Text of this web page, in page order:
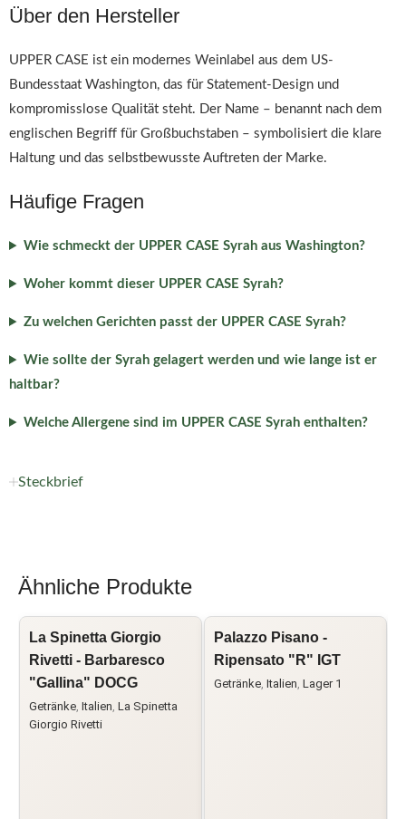
Über den Hersteller
UPPER CASE ist ein modernes Weinlabel aus dem US-
Bundesstaat Washington, das für Statement-Design und
kompromisslose Qualität steht. Der Name – benannt nach dem
englischen Begriff für Großbuchstaben – symbolisiert die klare
Haltung und das selbstbewusste Auftreten der Marke.
Häufige Fragen
Wie schmeckt der UPPER CASE Syrah aus Washington?
Woher kommt dieser UPPER CASE Syrah?
Zu welchen Gerichten passt der UPPER CASE Syrah?
Wie sollte der Syrah gelagert werden und wie lange ist er
haltbar?
Welche Allergene sind im UPPER CASE Syrah enthalten?
Steckbrief
Ähnliche Produkte
La Spinetta Giorgio
Rivetti - Barbaresco
"Gallina" DOCG
Getränke, Italien, La Spinetta
Giorgio Rivetti
Palazzo Pisano -
Ripensato "R" IGT
Getränke, Italien, Lager 1